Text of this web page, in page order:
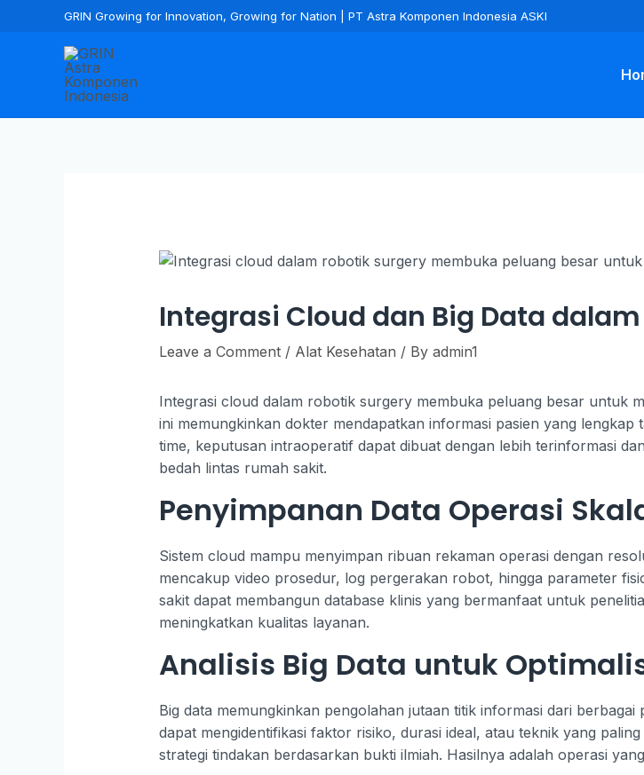
GRIN Growing for Innovation, Growing for Nation | PT Astra Komponen Indonesia ASKI
Integrasi Cloud dan Big Data
Leave a Comment / Alat Kesehatan / By admin1
Integrasi cloud dalam robotik surgery membuka peluang besar untuk
ini memungkinkan dokter mendapatkan informasi pasien yang
time, keputusan intraoperatif dapat dibuat dengan lebih terinformasi
bedah lintas rumah sakit.
Penyimpanan Data Operasi
Sistem cloud mampu menyimpan ribuan rekaman operasi dengan
mencakup video prosedur, log pergerakan robot, hingga parameter
sakit dapat membangun database klinis yang bermanfaat untuk
meningkatkan kualitas layanan.
Analisis Big Data untuk
Big data memungkinkan pengolahan jutaan titik informasi dari
dapat mengidentifikasi faktor risiko, durasi ideal, atau teknik yang
strategi tindakan berdasarkan bukti ilmiah. Hasilnya adalah operasi